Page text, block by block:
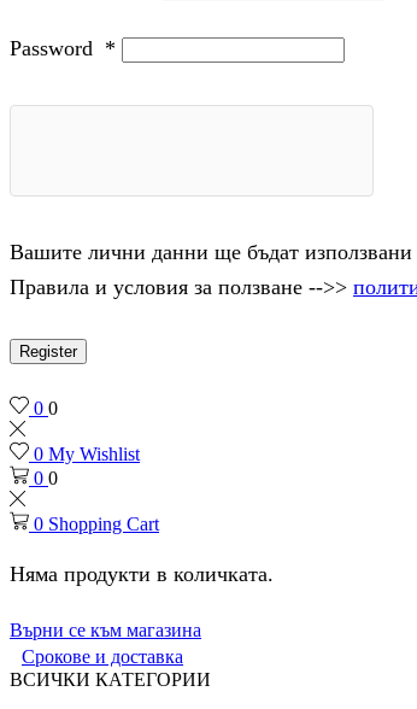
Password *
Вашите лични данни ще бъдат използвани
Правила и условия за ползване -->>
Register
0 0
0 My Wishlist
0 0
0 Shopping Cart
Няма продукти в количката.
Върни се към магазина
Срокове и доставка
ВСИЧКИ КАТЕГОРИИ